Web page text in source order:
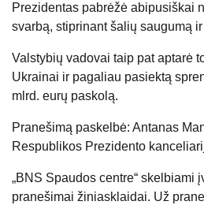
Prezidentas pabrėžė abipusiškai
svarbą, stiprinant šalių saugumą
Valstybių vadovai taip pat aptarė
Ukrainai ir pagaliau pasiektą
mlrd. eurų paskolą.
Pranešimą paskelbė: Antanas
Respublikos Prezidento
„BNS Spaudos centre“ skelbiami
pranešimai žiniasklaidai. Už